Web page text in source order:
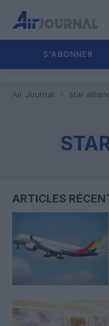
S'ABONNER
Air Journal star
ARTICLES